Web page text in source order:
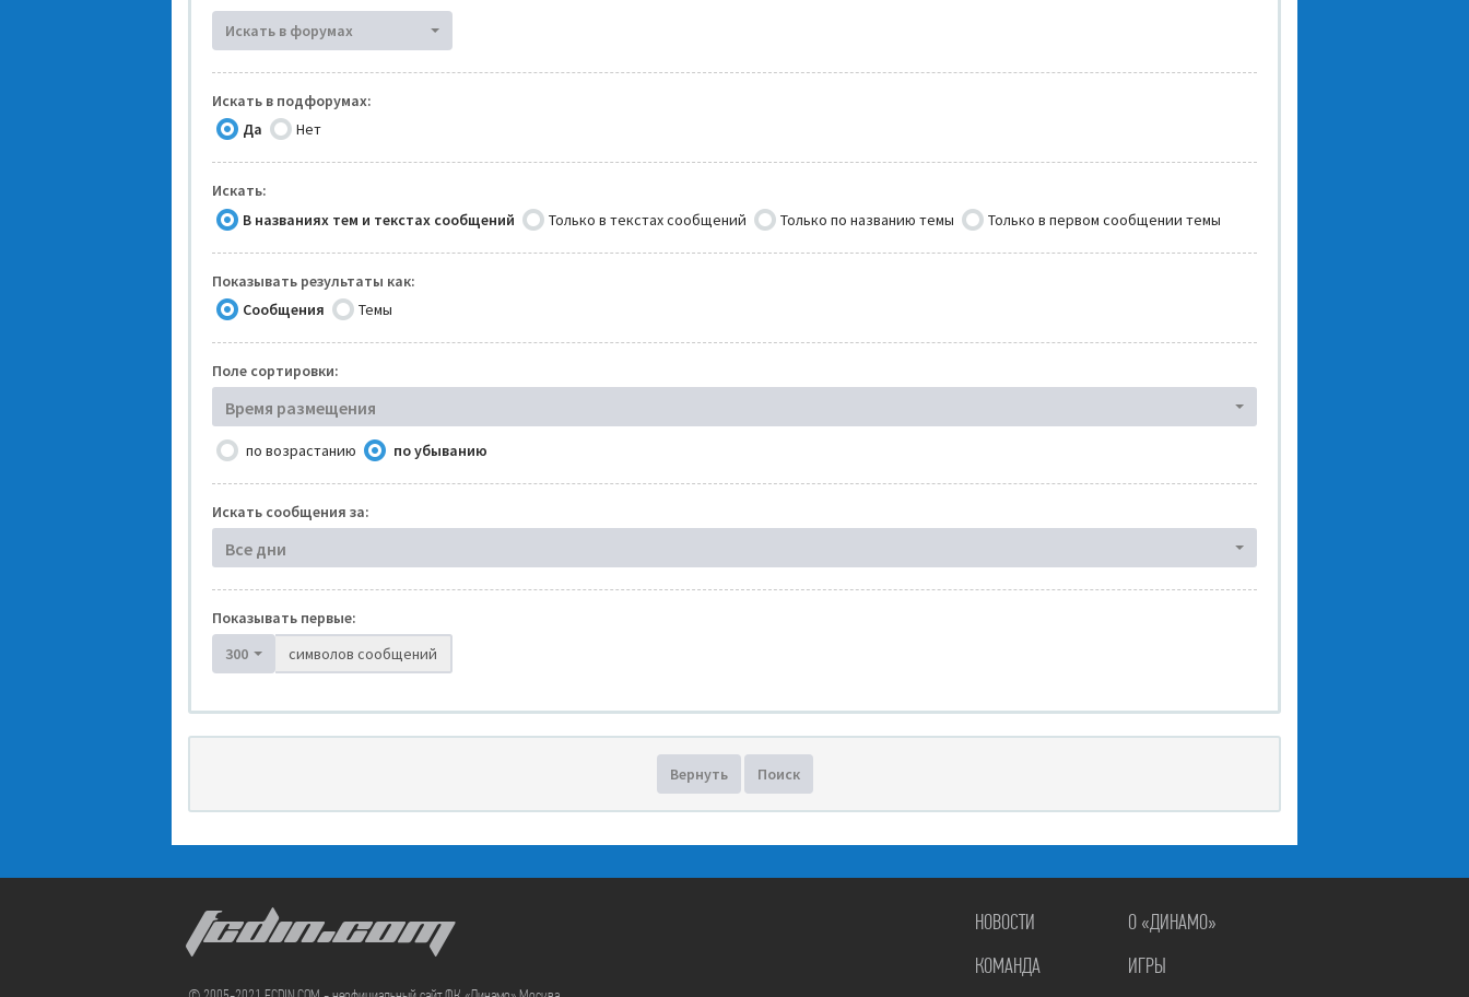
Искать в форумах
Искать в подфорумах:
Да
Нет
Искать:
В названиях тем и текстах сообщений
Только в текстах сообщений Только по названию темы Только в первом сообщении темы
Показывать результаты как:
Сообщения
Темы
Поле сортировки:
Время размещения
по возрастанию по убыванию
Искать сообщения за:
Все дни
Показывать первые:
300
символов сообщений
Вернуть Поиск
FCDIN.COM НОВОСТИ
О «ДИНАМО»
КОМАНДА
ИГРЫ